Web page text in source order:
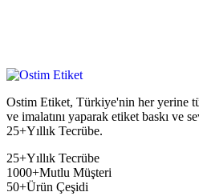
Ostim Etiket, Türkiye'nin her yerine
ve imalatını yaparak etiket baskı ve
25+Yıllık Tecrübe.
25+Yıllık Tecrübe
1000+Mutlu Müşteri
50+Ürün Çeşidi